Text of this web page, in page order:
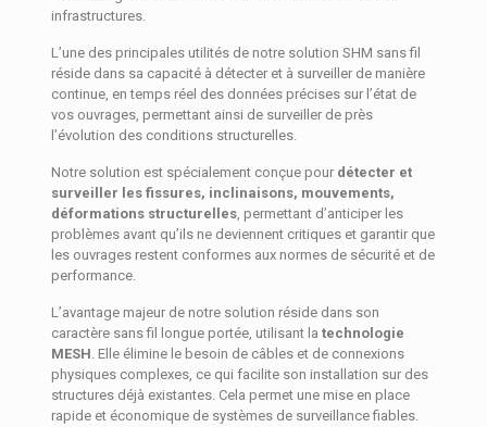
infrastructures.
L’une des principales utilités de notre solution SHM sans fil
réside dans sa capacité à détecter et à surveiller de manière
continue, en temps réel des données précises sur l’état de
vos ouvrages, permettant ainsi de surveiller de près
l’évolution des conditions structurelles.
Notre solution est spécialement conçue pour détecter et
surveiller les fissures, inclinaisons, mouvements,
déformations structurelles, permettant d’anticiper les
problèmes avant qu’ils ne deviennent critiques et garantir que
les ouvrages restent conformes aux normes de sécurité et de
performance.
L’avantage majeur de notre solution réside dans son
caractère sans fil longue portée, utilisant la technologie
MESH . Elle élimine le besoin de câbles et de connexions
physiques complexes, ce qui facilite son installation sur des
structures déjà existantes. Cela permet une mise en place
rapide et économique de systèmes de surveillance fiables.